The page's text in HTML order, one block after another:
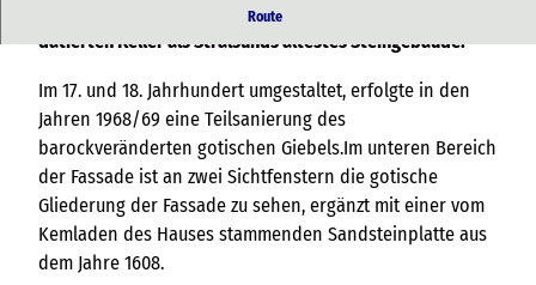
Route
Das mittelalterliche Giebelhaus gilt mit seinem auf 1258
datierten Keller als Stralsunds ältestes Steingebäude.
Im 17. und 18. Jahrhundert umgestaltet, erfolgte in den
Jahren 1968/69 eine Teilsanierung des
barockveränderten gotischen Giebels.Im unteren Bereich
der Fassade ist an zwei Sichtfenstern die gotische
Gliederung der Fassade zu sehen, ergänzt mit einer vom
Kemladen des Hauses stammenden Sandsteinplatte aus
dem Jahre 1608.